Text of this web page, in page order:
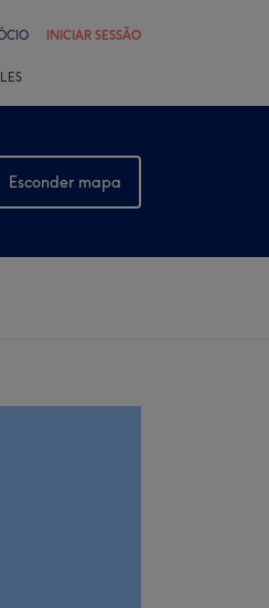
INICIAR SESSÃO
Esconder mapa
Mostrar mapa